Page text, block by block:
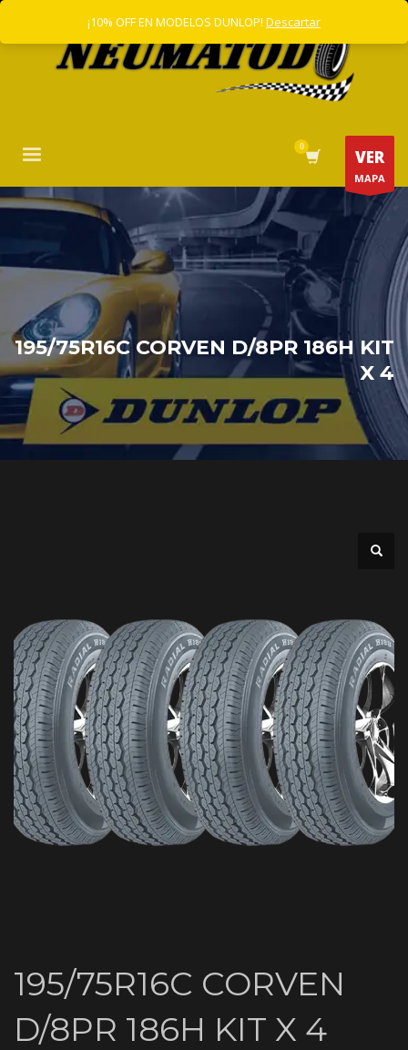
VER
MAPA
195/75R16C CORVEN D/8PR 186H KIT
X 4
195/75R16C CORVEN
D/8PR 186H KIT X 4
¡10% OFF EN MODELOS DUNLOP! Descartar